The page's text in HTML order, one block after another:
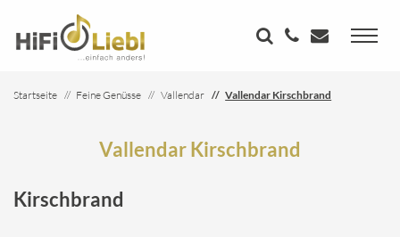
Startseite Feine Genüsse Vallendar Vallendar Kirschbrand
Vallendar Kirschbrand
Kirschbrand